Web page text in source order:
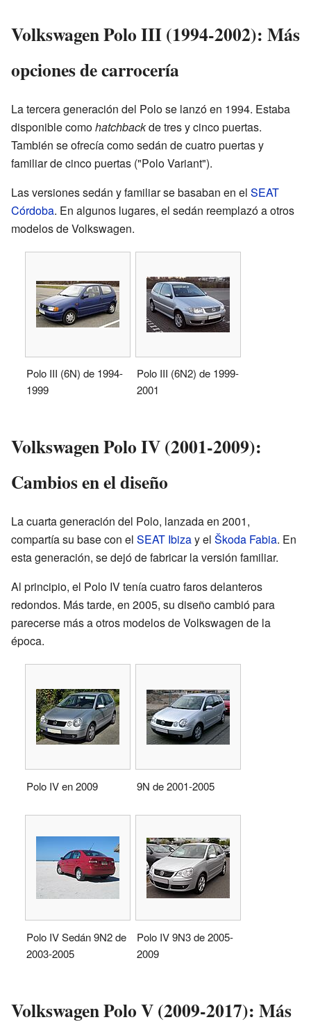
Volkswagen Polo III (1994-2002): Más
opciones de carrocería
La tercera generación del Polo se lanzó en 1994. Estaba
disponible comohatchbackde tres y cinco puertas.
También se ofrecía como sedán de cuatro puertas y
familiar de cinco puertas ("Polo Variant").
Las versiones sedán y familiar se basaban en el SEAT
Córdoba. En algunos lugares, el sedán reemplazó a otros
modelos de Volkswagen.
Polo III (6N) de 1994-
1999
Polo III (6N2) de 1999-
2001
Volkswagen Polo IV (2001-2009):
Cambios en el diseño
La cuarta generación del Polo, lanzada en 2001,
compartía su base con el SEAT Ibizay el Škoda Fabia. En
esta generación, se dejó de fabricar la versión familiar.
Al principio, el Polo IV tenía cuatro faros delanteros
redondos. Más tarde, en 2005, su diseño cambió para
parecerse más a otros modelos de Volkswagen de la
época.
Polo IV en 2009 9N de 2001-2005
Polo IV Sedán 9N2 de
2003-2005
Polo IV 9N3 de 2005-
2009
Volkswagen Polo V (2009-2017): Más